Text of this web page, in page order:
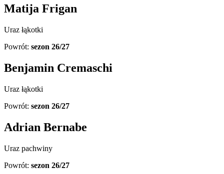
Matija Frigan
Uraz łąkotki
Powrót: sezon 26/27
Benjamin Cremaschi
Uraz łąkotki
Powrót: sezon 26/27
Adrian Bernabe
Uraz pachwiny
Powrót: sezon 26/27